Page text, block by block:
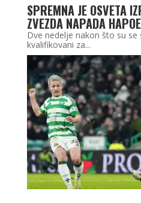
SPREMNA JE OSVETA
ZVEZDA NAPADA
Dve nedelje nakon što su se
kvalifikovani za...